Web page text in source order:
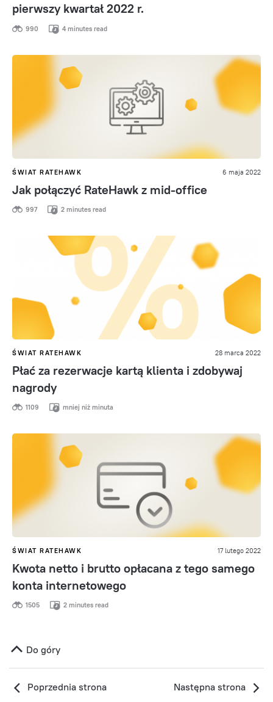
pierwszy kwartał 2022 r.
990 4 minutes read
ŚWIAT RATEHAWK 6 maja 2022
Jak połączyć RateHawk z mid-office
997 2 minutes read
ŚWIAT RATEHAWK 28 marca 2022
Płać za rezerwacje kartą klienta i zdobywaj
nagrody
1109 mniej niż minuta
ŚWIAT RATEHAWK 17 lutego 2022
Kwota netto i brutto opłacana z tego samego
konta internetowego
1505 2 minutes read
Do góry
Poprzednia strona Następna strona